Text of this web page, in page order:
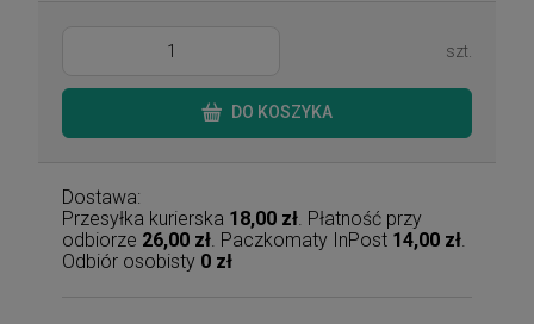
szt.
DO KOSZYKA
Dostawa:
Przesyłka kurierska 18,00 zł. Płatność przy
odbiorze 26,00 zł. Paczkomaty InPost 14,00 zł.
Odbiór osobisty 0 zł